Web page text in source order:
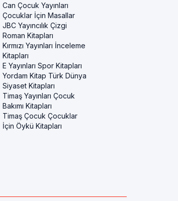
Can Çocuk Yayınları
Çocuklar İçin Masallar
JBC Yayıncılık Çizgi
Roman Kitapları
Kırmızı Yayınları İnceleme
Kitapları
E Yayınları Spor Kitapları
Yordam Kitap Türk Dünya
Siyaset Kitapları
Timaş Yayınları Çocuk
Bakımı Kitapları
Timaş Çocuk Çocuklar
İçin Öykü Kitapları